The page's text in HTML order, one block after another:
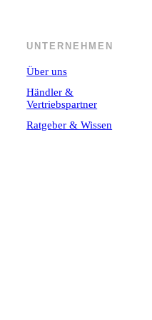
UNTERNEHMEN
Über uns
Händler &
Vertriebspartner
Ratgeber & Wissen